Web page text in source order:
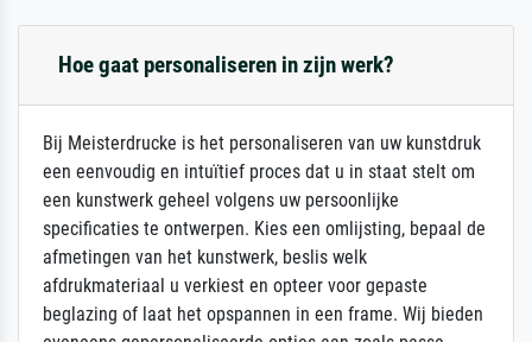
Hoe gaat personaliseren in zijn werk?
Bij Meisterdrucke is het personaliseren van uw kunstdruk
een eenvoudig en intuïtief proces dat u in staat stelt om
een kunstwerk geheel volgens uw persoonlijke
specificaties te ontwerpen. Kies een omlijsting, bepaal de
afmetingen van het kunstwerk, beslis welk
afdrukmateriaal u verkiest en opteer voor gepaste
beglazing of laat het opspannen in een frame. Wij bieden